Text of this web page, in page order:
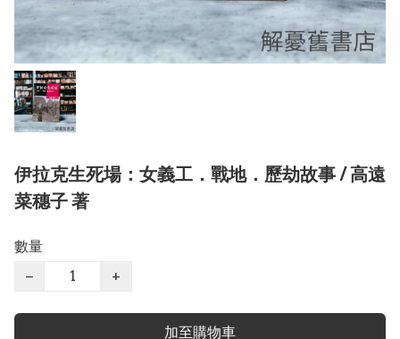
伊拉克生死場：女義工．戰地．歷劫故事 / 高遠
菜穗子 著
數量
−
+
加至購物車